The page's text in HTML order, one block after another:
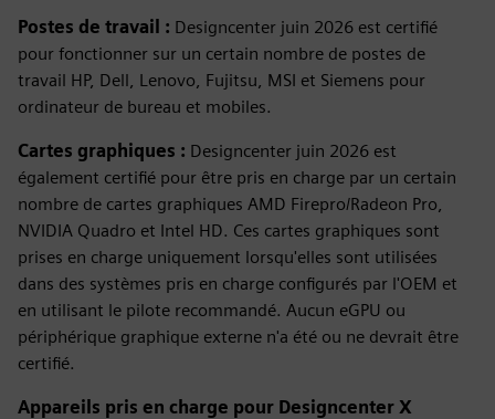
Postes de travail : Designcenter juin 2026 est certifié
pour fonctionner sur un certain nombre de postes de
travail HP, Dell, Lenovo, Fujitsu, MSI et Siemens pour
ordinateur de bureau et mobiles.
Cartes graphiques : Designcenter juin 2026 est
également certifié pour être pris en charge par un certain
nombre de cartes graphiques AMD Firepro/Radeon Pro,
NVIDIA Quadro et Intel HD. Ces cartes graphiques sont
prises en charge uniquement lorsqu'elles sont utilisées
dans des systèmes pris en charge configurés par l'OEM et
en utilisant le pilote recommandé. Aucun eGPU ou
périphérique graphique externe n'a été ou ne devrait être
certifié.
Appareils pris en charge pour Designcenter X